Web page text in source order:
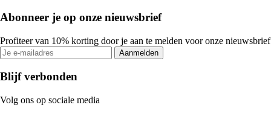
Abonneer je op onze nieuwsbrief
Profiteer van 10% korting door je aan te melden voor onze nieuwsbrief
Aanmelden
Blijf verbonden
Volg ons op sociale media